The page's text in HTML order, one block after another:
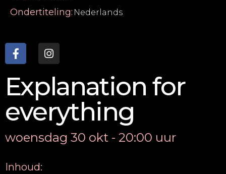
Ondertiteling: Nederlands
Explanation for
everything
woensdag 30 okt - 20:00 uur
Inhoud: